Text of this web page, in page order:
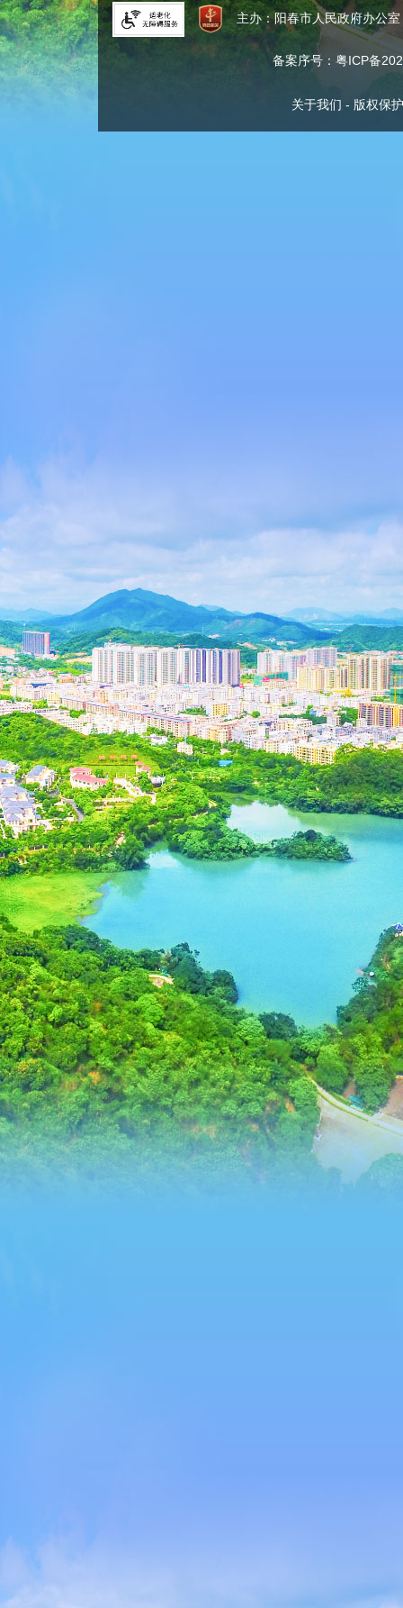
主办：阳春市人民政府办公室
备案序号：粤ICP备
关于我们 - 版权保护